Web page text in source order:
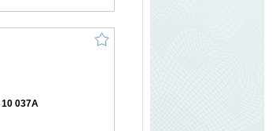
10 037A